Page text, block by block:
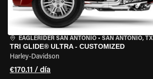
EAGLERIDER SAN ANTONIO • SAN ANTONIO, TX
TRI GLIDE® ULTRA - CUSTOMIZED
Harley-Davidson
€170.11 / día